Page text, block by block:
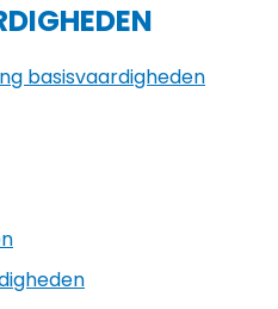
basisvaardigheden